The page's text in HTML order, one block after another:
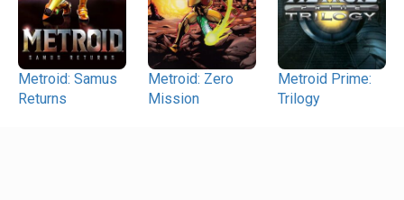
Metroid: Samus
Returns
Metroid: Zero
Mission
Metroid Prime:
Trilogy